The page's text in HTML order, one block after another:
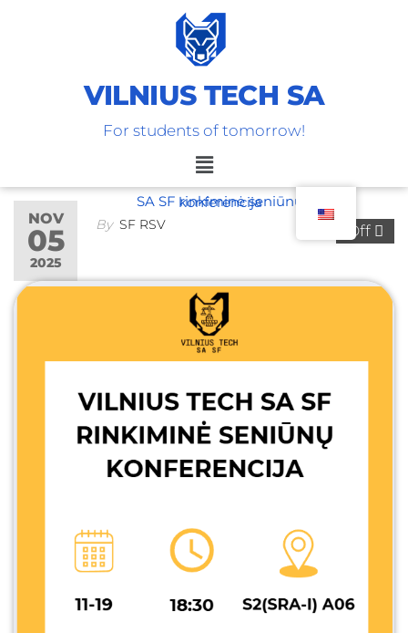
VILNIUS TECH SA
For students of tomorrow!
NOV
05
2025
Off
SA SF rinkiminė seniūnų konferencija
By SF RSV